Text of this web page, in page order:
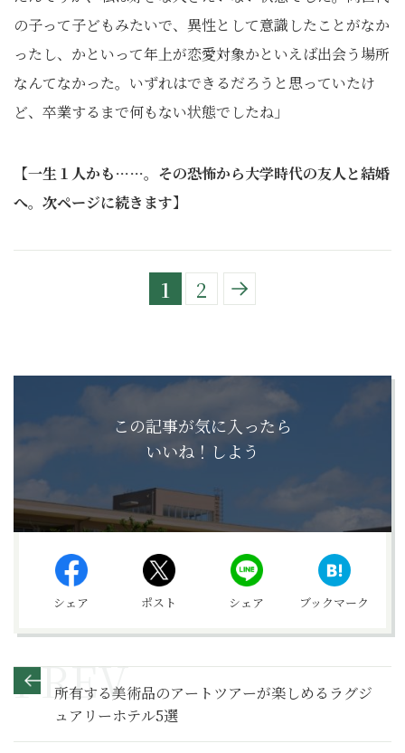
の子って子どもみたいで、異性として意識したことがなか
ったし、かといって年上が恋愛対象かといえば出会う場所
なんてなかった。いずれはできるだろうと思っていたけ
ど、卒業するまで何もない状態でしたね」
【一生１人かも……。その恐怖から大学時代の友人と結婚
へ。次ページに続きます】
1 2
この記事が気に入ったら
いいね！しよう
シェア ポスト シェア ブックマーク
所有する美術品のアートツアーが楽しめるラグジ
ュアリーホテル5選